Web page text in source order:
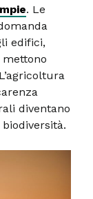
. Le
edifici,
mettono
diventano